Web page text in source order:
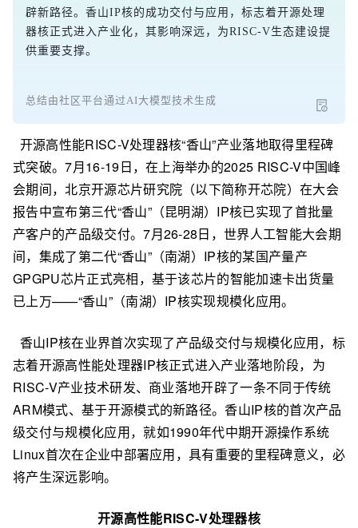
辟新路径。香山IP核的成功交付与应用，标志着开源处理
器核正式进入产业化，其影响深远，为RISC-V生态建设提
供重要支撑。
总结由社区平台通过AI大模型技术生成
开源高性能RISC-V处理器核“香山”产业落地取得里程碑
式突破。7月16-19日，在上海举办的2025 RISC-V中国峰
会期间，北京开源芯片研究院（以下简称开芯院）在大会
报告中宣布第三代“香山”（昆明湖）IP核已实现了首批量
产客户的产品级交付。7月26-28日，世界人工智能大会期
间，集成了第二代“香山”（南湖）IP核的某国产量产
GPGPU芯片正式亮相，基于该芯片的智能加速卡出货量
已上万——“香山”（南湖）IP核实现规模化应用。
香山IP核在业界首次实现了产品级交付与规模化应用，标
志着开源高性能处理器IP核正式进入产业落地阶段，为
RISC-V产业技术研发、商业落地开辟了一条不同于传统
ARM模式、基于开源模式的新路径。香山IP核的首次产品
级交付与规模化应用，就如1990年代中期开源操作系统
Linux首次在企业中部署应用，具有重要的里程碑意义，必
将产生深远影响。
开源高性能RISC-V处理器核